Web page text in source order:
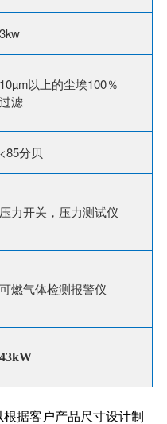
3kw
10µm以上的尘埃100％
过滤
<85分贝
压力开关，压力测试仪
可燃气体检测报警仪
43kW
据客户产品尺寸设计制